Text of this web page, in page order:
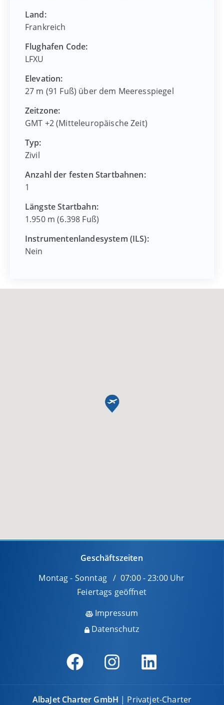
Land:
Frankreich
Flughafen Code:
LFXU
Elevation:
27 m (91 Fuß) über dem Meeresspiegel
Zeitzone:
GMT +2 (Mitteleuropäische Zeit)
Typ:
Zivil
Anzahl der festen Startbahnen:
1
Längste Startbahn:
1.950 m (6.398 Fuß)
Instrumentenlandesystem (ILS):
Nein
Geschäftszeiten
Montag - Sonntag / 07:00 - 23:00 Uhr
Feiertags geöffnet
Impressum
Datenschutz
AlbaJet Charter GmbH | Privatjet-Charter